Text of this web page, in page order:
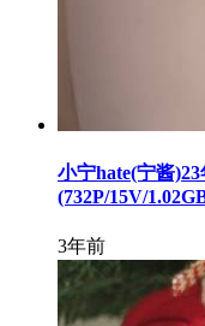
小宁hate(宁酱
(732P/15V/
3年前